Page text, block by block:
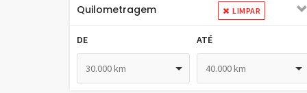
Quilometragem LIMPAR
DE
30.000 km
ATÉ
40.000 km